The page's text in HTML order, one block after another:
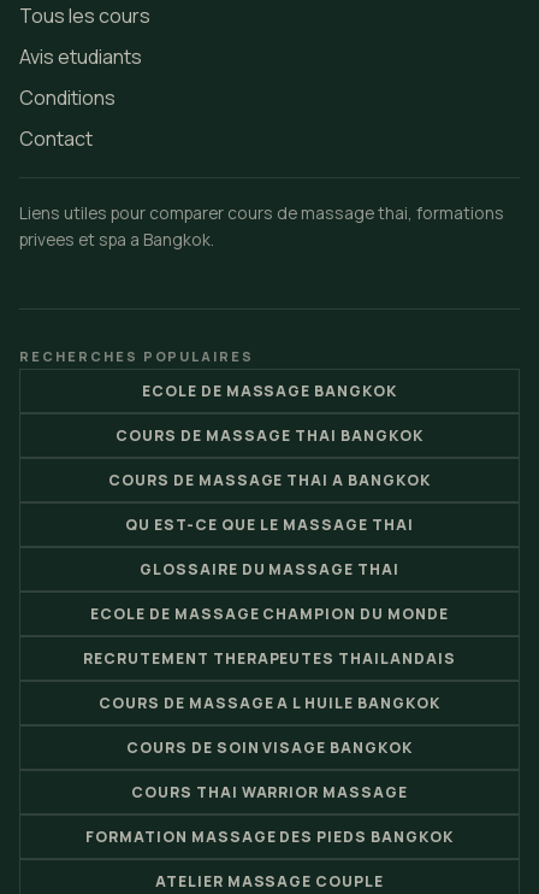
Tous les cours
Avis etudiants
Conditions
Contact
Liens utiles pour comparer cours de massage thai, formations
privees et spa a Bangkok.
RECHERCHES POPULAIRES
ECOLE DE MASSAGE BANGKOK
COURS DE MASSAGE THAI BANGKOK
COURS DE MASSAGE THAI A BANGKOK
QU EST-CE QUE LE MASSAGE THAI
GLOSSAIRE DU MASSAGE THAI
ECOLE DE MASSAGE CHAMPION DU MONDE
RECRUTEMENT THERAPEUTES THAILANDAIS
COURS DE MASSAGE A L HUILE BANGKOK
COURS DE SOIN VISAGE BANGKOK
COURS THAI WARRIOR MASSAGE
FORMATION MASSAGE DES PIEDS BANGKOK
ATELIER MASSAGE COUPLE